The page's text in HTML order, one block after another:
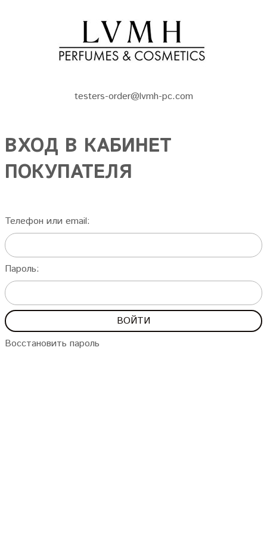
testers-order@lvmh-pc.com
ВХОД В КАБИНЕТ
ПОКУПАТЕЛЯ
Телефон или email:
Пароль:
Восстановить пароль